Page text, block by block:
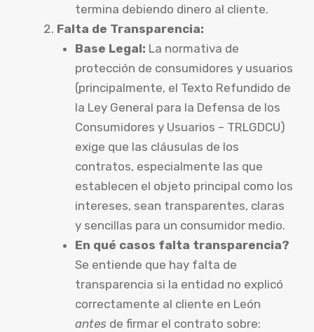
termina debiendo dinero al cliente.
Falta de Transparencia:
Base Legal: La normativa de
protección de consumidores y usuarios
(principalmente, el Texto Refundido de
la Ley General para la Defensa de los
Consumidores y Usuarios – TRLGDCU)
exige que las cláusulas de los
contratos, especialmente las que
establecen el objeto principal como los
intereses, sean transparentes, claras
y sencillas para un consumidor medio.
En qué casos falta transparencia?
Se entiende que hay falta de
transparencia si la entidad no explicó
correctamente al cliente en León
antes de firmar el contrato sobre: